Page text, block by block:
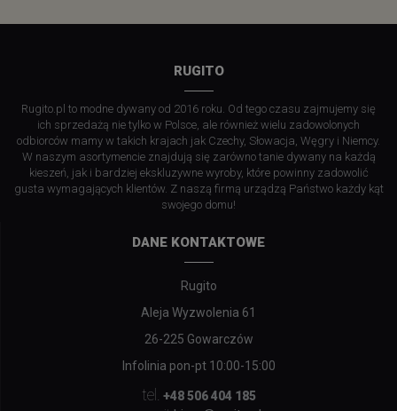
RUGITO
Rugito.pl to modne dywany od 2016 roku. Od tego czasu zajmujemy się
ich sprzedażą nie tylko w Polsce, ale również wielu zadowolonych
odbiorców mamy w takich krajach jak Czechy, Słowacja, Węgry i Niemcy.
W naszym asortymencie znajdują się zarówno tanie dywany na każdą
kieszeń, jak i bardziej ekskluzywne wyroby, które powinny zadowolić
gusta wymagających klientów. Z naszą firmą urządzą Państwo każdy kąt
swojego domu!
DANE KONTAKTOWE
Rugito
Aleja Wyzwolenia 61
26-225 Gowarczów
Infolinia pon-pt 10:00-15:00
tel. +48 506 404 185